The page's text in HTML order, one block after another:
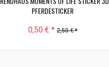
PFERDESTICKER
0,50 € * 2,50 € *